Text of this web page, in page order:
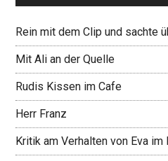
Rein mit dem Clip und sachte
Mit Ali an der Quelle
Rudis Kissen im Cafe
Herr Franz
Kritik am Verhalten von Eva